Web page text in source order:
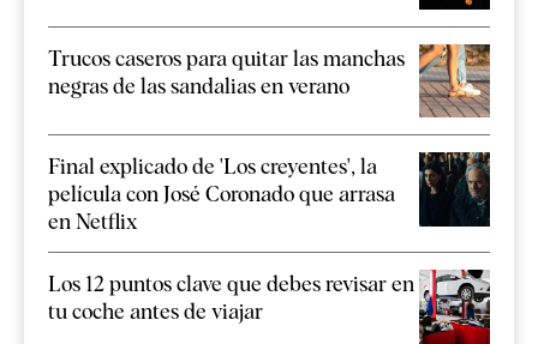
Trucos caseros para quitar las manchas
negras de las sandalias en verano
Final explicado de 'Los creyentes', la
película con José Coronado que arrasa
en Netflix
Los 12 puntos clave que debes revisar en
tu coche antes de viajar